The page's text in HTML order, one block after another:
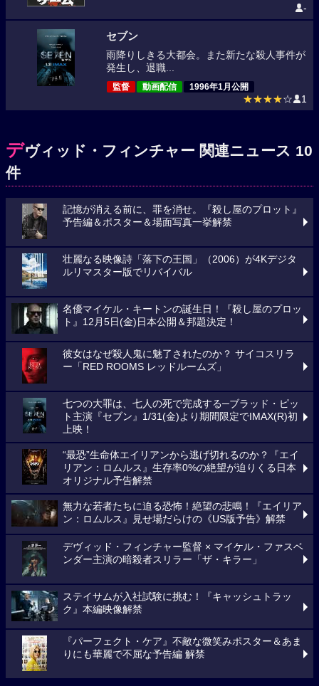
-
セブン
雨降りしきる大都会。また新たな殺人事件が
発生し、退職...
監督 動画配信 1996年1月公開
★★★★☆ 1
デヴィッド・フィンチャー 関連ニュース 10
件
記憶が消える前に、罪を消せ。『殺し屋のプロット』
予告編＆ポスター＆場面写真一挙解禁
壮麗なる映像詩「落下の王国」（2006）が4Kデジタ
ルリマスター版でリバイバル
名優マイケル・キートンの誕生日！『殺し屋のプロッ
ト』12月5日(金)日本公開＆邦題決定！
彼女はなぜ殺人鬼に魅了されたのか？ サイコスリラ
ー「RED ROOMS レッドルームズ」
七つの大罪は、七人の死で完成する─ブラッド・ピッ
ト主演『セブン』1/31(金)より期間限定でIMAX(R)初
上映！
“最恐”生命体エイリアンから逃げ切れるのか？『エイ
リアン：ロムルス』生存率0%の絶望が迫りくる日本
オリジナル予告解禁
無力な若者たちに迫る恐怖！絶望の悲鳴！『エイリア
ン：ロムルス』見せ場だらけの《US版予告》解禁
デヴィッド・フィンチャー監督 × マイケル・ファスベ
ンダー主演の暗殺者スリラー「ザ・キラー」
ステイサムが入社試験に挑む！『キャッシュトラッ
ク』本編映像解禁
『パーフェクト・ケア』不敵な微笑みポスター＆あま
りにも華麗で不屈な予告編 解禁